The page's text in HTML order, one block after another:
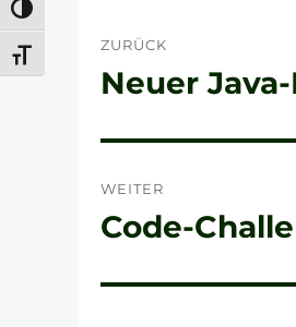
UMSCHALTEN AUF HOHE
SCHRIFT VERGRÖSSERN
ZURÜCK
Vorheriger
Neuer
WEITER
Nächster
Code-